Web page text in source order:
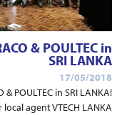
& POULTEC in
SRI LANKA
17/05/2018
POULTEC in SRI LANKA!
agent VTECH LANKA.